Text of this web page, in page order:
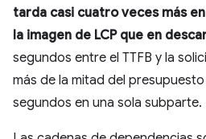
tarda casi cuatro veces más
la imagen de LCP que en
segundos entre el TTFB y la
más de la mitad del
segundos en una sola subparte.